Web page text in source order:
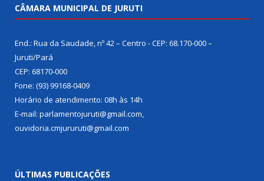
CÂMARA MUNICIPAL DE JURUTI
End.: Rua da Saudade, nº 42 – Centro - CEP: 68.170-000 –
Juruti/Pará
CEP: 68170-000
Fone: (93) 99168-0409
Horário de atendimento: 08h às 14h
E-mail: parlamentojuruti@gmail.com,
ouvidoria.cmjururuti@gmail.com
ÚLTIMAS PUBLICAÇÕES